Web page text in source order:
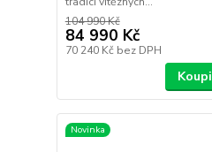
104 990 Kč
84 990 Kč
70 240 Kč bez DPH
Novinka